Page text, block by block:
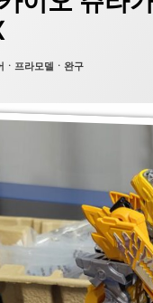
30일
리:
ㆍ프라모델ㆍ완구